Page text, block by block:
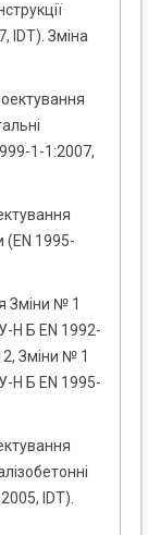
IDT). Зміна
1-1:2007,
(EN 1995-
Зміни № 1
Н Б EN 1992-
Зміни № 1
Н Б EN 1995-
IDT).